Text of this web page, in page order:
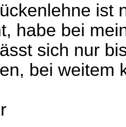
ist
habe bei
sich nur
bei weitem